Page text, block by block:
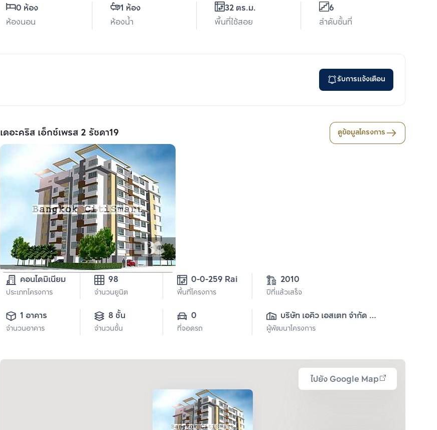
0 ห้อง
ห้องนอน
1 ห้อง
ห้องน้ำ
32 ตร.ม.
พื้นที่ใช้สอย
6
ลำดับชั้นที่
รับการแจ้งเตือน
เดอะคริส เอ็กซ์เพรส 2 รัชดา19 ดูข้อมูลโครงการ
คอนโดมิเนียม
ประเภทโครงการ
98
จำนวนยูนิต
0-0-259 Rai
พื้นที่โครงการ
2010
ปีที่แล้วเสร็จ
1 อาคาร
จำนวนอาคาร
8 ชั้น
จำนวนชั้น
0
ที่จอดรถ
บริษัท เอคิว เอสเตท จำกัด
(มหาชน)
ผู้พัฒนาโครงการ
ไปยัง Google Map